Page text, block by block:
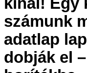
számunk
adatlap
dobják el